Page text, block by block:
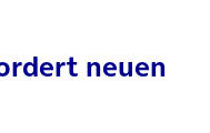
neuen